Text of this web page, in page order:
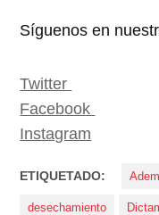
Síguenos en
Twitter
Facebook
Instagram
ETIQUETADO:
desechamiento